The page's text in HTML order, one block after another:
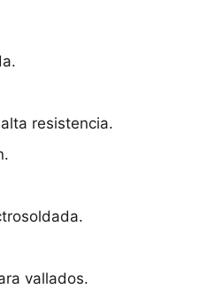
resistencia.
vallados.